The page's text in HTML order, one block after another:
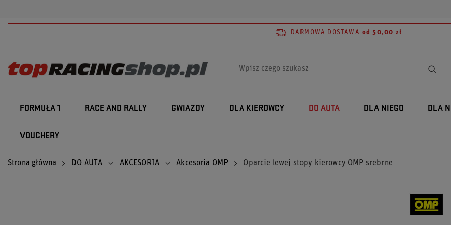
DARMOWA DOSTAWA od 50,00 zł
FORMUŁA 1 RACE AND RALLY GWIAZDY DLA KIEROWCY DO AUTA DLA NIEGO DLA
VOUCHERY
Strona główna DO AUTA AKCESORIA Akcesoria OMP Oparcie lewej stopy kierowcy OMP srebrne